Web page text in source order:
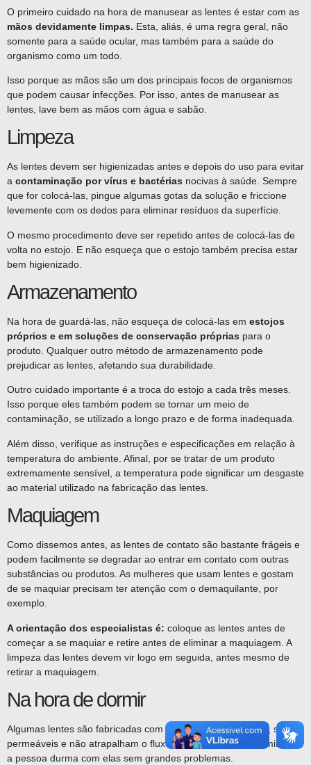
O primeiro cuidado na hora de manusear as lentes é estar com as
mãos devidamente limpas. Esta, aliás, é uma regra geral, não
somente para a saúde ocular, mas também para a saúde do
organismo como um todo.
Isso porque as mãos são um dos principais focos de organismos
que podem causar infecções. Por isso, antes de manusear as
lentes, lave bem as mãos com água e sabão.
Limpeza
As lentes devem ser higienizadas antes e depois do uso para evitar
a contaminação por vírus e bactérias nocivas à saúde. Sempre
que for colocá-las, pingue algumas gotas da solução e friccione
levemente com os dedos para eliminar resíduos da superfície.
O mesmo procedimento deve ser repetido antes de colocá-las de
volta no estojo. E não esqueça que o estojo também precisa estar
bem higienizado.
Armazenamento
Na hora de guardá-las, não esqueça de colocá-las em estojos
próprios e em soluções de conservação próprias para o
produto. Qualquer outro método de armazenamento pode
prejudicar as lentes, afetando sua durabilidade.
Outro cuidado importante é a troca do estojo a cada três meses.
Isso porque eles também podem se tornar um meio de
contaminação, se utilizado a longo prazo e de forma inadequada.
Além disso, verifique as instruções e especificações em relação à
temperatura do ambiente. Afinal, por se tratar de um produto
extremamente sensível, a temperatura pode significar um desgaste
ao material utilizado na fabricação das lentes.
Maquiagem
Como dissemos antes, as lentes de contato são bastante frágeis e
podem facilmente se degradar ao entrar em contato com outras
substâncias ou produtos. As mulheres que usam lentes e gostam
de se maquiar precisam ter atenção com o demaquilante, por
exemplo.
A orientação dos especialistas é: coloque as lentes antes de
começar a se maquiar e retire antes de eliminar a maquiagem. A
limpeza das lentes devem vir logo em seguida, antes mesmo de
retirar a maquiagem.
Na hora de dormir
Algumas lentes são fabricadas com materiais gelatinosos , são
permeáveis e não atrapalham o fluxo de oxigênio. Isso permite que
a pessoa durma com elas sem grandes problemas.